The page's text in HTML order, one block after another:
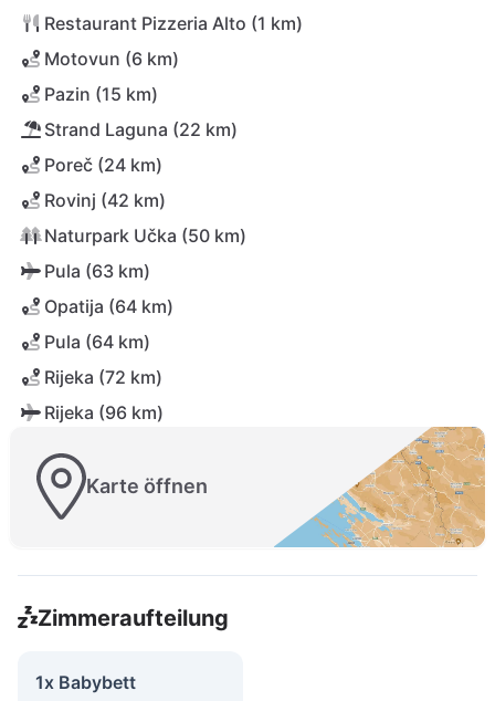
Restaurant Pizzeria Alto (1 km)
Motovun (6 km)
Pazin (15 km)
Strand Laguna (22 km)
Poreč (24 km)
Rovinj (42 km)
Naturpark Učka (50 km)
Pula (63 km)
Opatija (64 km)
Pula (64 km)
Rijeka (72 km)
Rijeka (96 km)
Karte öffnen
Zimmeraufteilung
1x Babybett